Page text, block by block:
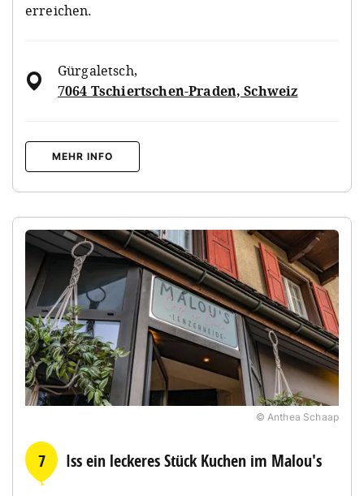
erreichen.
Gürgaletsch,
7064 Tschiertschen-Praden, Schweiz
MEHR INFO
© Anthea Schaap
7 Iss ein leckeres Stück Kuchen im Malou's